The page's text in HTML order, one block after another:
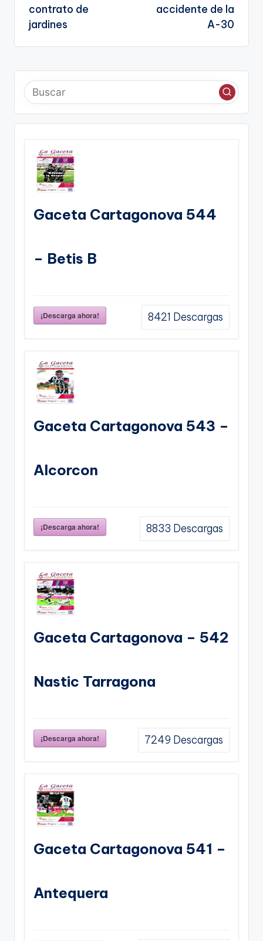
contrato de
jardines
accidente de la
A-30
Gaceta Cartagonova 544
– Betis B
¡Descarga ahora! 8421 Descargas
Gaceta Cartagonova 543 –
Alcorcon
¡Descarga ahora! 8833 Descargas
Gaceta Cartagonova – 542
Nastic Tarragona
¡Descarga ahora! 7249 Descargas
Gaceta Cartagonova 541 –
Antequera